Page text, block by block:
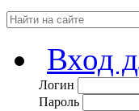
Вход
Логин
Пароль